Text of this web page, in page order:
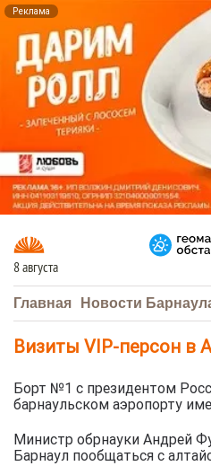
Реклама
8 августа
Главная Новости
Визиты VIP-персон в
Борт №1 с президентом
барнаульском аэропорту
Министр обрнауки Андрей
Барнаул пообщаться с